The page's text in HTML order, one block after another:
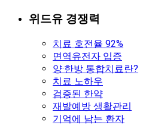
위드유 경쟁력
치료 호전율 92%
면역유전자 입증
양·한방 통합치료란?
치료 노하우
검증된 한약
재발예방 생활관리
기억에 남는 환자